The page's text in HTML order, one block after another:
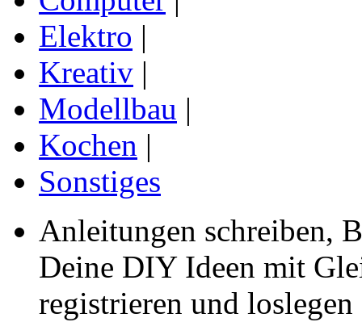
Elektro |
Kreativ |
Modellbau |
Kochen |
Sonstiges
Anleitungen schreiben,
Deine DIY Ideen mit
registrieren und loslegen